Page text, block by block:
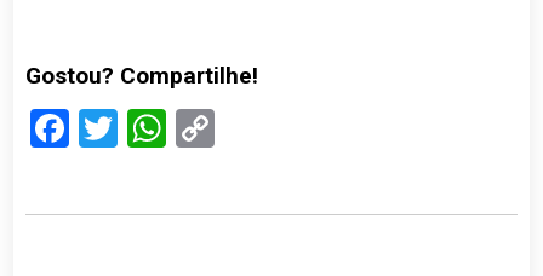
Gostou? Compartilhe!
Facebook
TwitterWhatsApp